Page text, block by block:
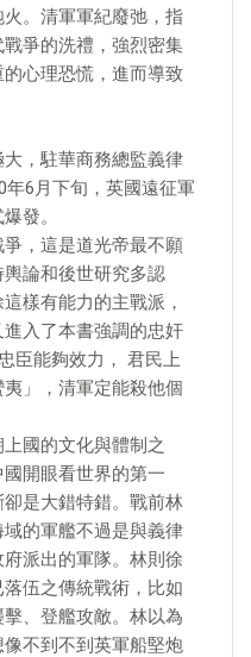
。清軍軍紀廢弛，指
爭的洗禮，強烈密集
心理恐慌，進而導致
，駐華商務總監義律
6月下旬，英國遠征軍
發。
，這是道光帝最不願
論和後世研究多認
樣有能力的主戰派，
入了本書強調的忠奸
臣能夠效力， 君民上
」，清軍定能殺他個
國的文化與體制之
開眼看世界的第一
是大錯特錯。戰前林
的軍艦不過是與義律
派出的軍隊。林則徐
伍之傳統戰術，比如
、登艦攻敵。林以為
不到不到英軍船堅炮